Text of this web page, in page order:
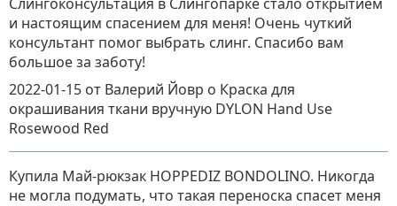
и настоящим спасением для меня! Очень чуткий
консультант помог выбрать слинг. Спасибо вам
большое за заботу!
2022-01-15 от Валерий Йовр о Краска для
окрашивания ткани вручную DYLON Hand Use
Rosewood Red
Купила Май-рюкзак HOPPEDIZ BONDOLINO. Никогда
не могла подумать, что такая переноска спасет меня